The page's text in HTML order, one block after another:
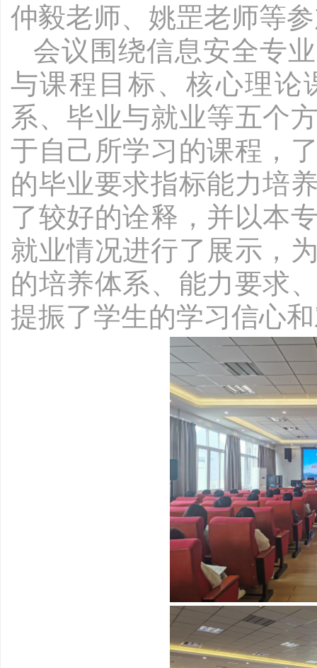
仲毅老师、姚罡老师等
会议围绕信息安全专
与课程目标、核心理论
系、毕业与就业等五个
于自己所学习的课程，
的毕业要求指标能力培
了较好的诠释，并以本
就业情况进行了展示，
的培养体系、能力要求
提振了学生的学习信心